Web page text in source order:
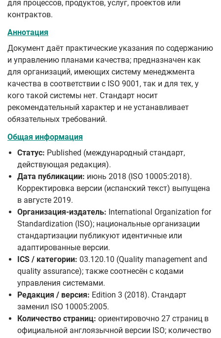
для процессов, продуктов, услуг, проектов или
контрактов.
Аннотация
Документ даёт практические указания по содержанию
и управлению планами качества; предназначен как
для организаций, имеющих систему менеджмента
качества в соответствии с ISO 9001, так и для тех, у
кого такой системы нет. Стандарт носит
рекомендательный характер и не устанавливает
обязательных требований.
Общая информация
Статус: Published (международный стандарт,
действующая редакция).
Дата публикации: июнь 2018 (ISO 10005:2018).
Корректировка версии (испанский текст) выпущена
в августе 2019.
Организация-издатель: International Organization for
Standardization (ISO); национальные организации
стандартизации публикуют идентичные или
адаптированные версии.
ICS / категории: 03.120.10 (Quality management and
quality assurance); также соотнесён с кодами
управления системами.
Редакция / версия: Edition 3 (2018). Стандарт
заменил ISO 10005:2005.
Количество страниц: ориентировочно 27 страниц в
официальной англоязычной версии ISO; количество